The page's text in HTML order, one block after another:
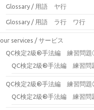
Glossary / 用語 ヤ行
Glossary / 用語 ラ行 ワ行
our services / サービス
QC検定2級®手法編 練習問
QC検定2級®手法編 練習
QC検定2級®手法編 練習問
QC検定2級®手法編 練習